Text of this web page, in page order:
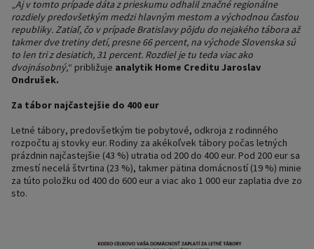
„Aj v tomto prípade dáta z prieskumu odhalil značné regionálne
rozdiely predovšetkým medzi hlavným mestom a východnou časťou
republiky. Zatiaľ, čo v prípade Bratislavy pôjdu do nejakého tábora až
takmer dve tretiny detí, presne 66 percent, na východe Slovenska sú
to len tri z desiatich, 31 percent. Rozdiel je tu teda viac ako
dvojnásobný,“ približuje analytik Home Creditu Jaroslav
Ondrušek.
Za tábor najčastejšie do 400 eur
Letné tábory, predovšetkým tie pobytové, odkroja z rodinného
rozpočtu aj stovky eur. Rodiny za akékoľvek tábory počas letných
prázdnin najčastejšie (43 %) utratia od 200 do 400 eur. Pod 200 eur sa
zmestí necelá štvrtina (23 %), takmer pätina domácností (19 %) minie
za túto položku od 400 do 600 eur a viac ako 1 000 eur zaplatia dve zo
sto.